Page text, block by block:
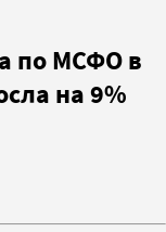
по МСФО в
на 9%